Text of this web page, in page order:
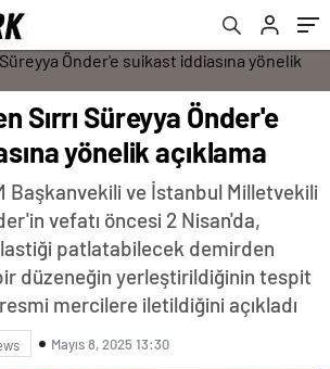
Sırrı Süreyya Önder'e
yönelik açıklama
Başkanvekili ve İstanbul Milletvekili
vefatı öncesi 2 Nisan'da,
patlatabilecek demirden
düzeneğin yerleştirildiğinin tespit
mercilere iletildiğini açıkladı
Mayıs 8, 2025 13:30